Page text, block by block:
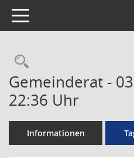
Toggle navigation
Gemeinderat -
22:36 Uhr
Informationen